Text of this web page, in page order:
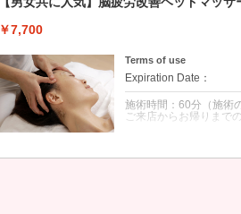
￥7,700
Terms of use
Expiration Date：
施術時間：60分（施術
ご来店からお帰りまで
腋窩リンパ、鎖骨リン